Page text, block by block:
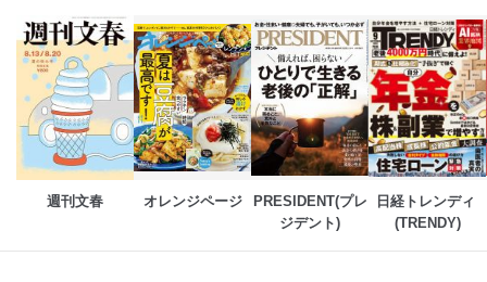
用目的を本人に通知し、又は公表することによって当該
事務の遂行に支障を及ぼすおそれがあるとき
④開示対象個人情報の利用目的が明らかな場合
開示対象個人情報については、保有個人データの本人ま
たはその代理人からの利用目的の通知、開示、変更等
（内容の訂正、追加または削除）、利用停止等（「利用
の停止または消去」「第三者への提供の停止」）の求め
に対応させていただいております。 当社顧客の皆様の
個人情報は「マイページ」にログインしていただくこと
週刊文春 オレンジページ
PRESIDENT(プレ
ジデント)
日経トレンディ
(TRENDY)